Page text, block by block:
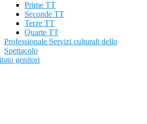
Prime TT
Seconde TT
Terze TT
Quarte TT
Professionale Servizi culturali dello
Spettacolo
genitori